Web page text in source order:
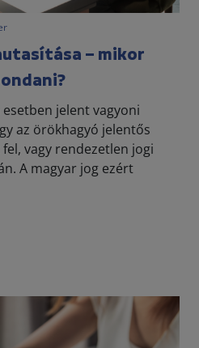
– mikor
jelent vagyoni
az örökhagyó jelentős
vagy rendezetlen jogi
A magyar jog ezért